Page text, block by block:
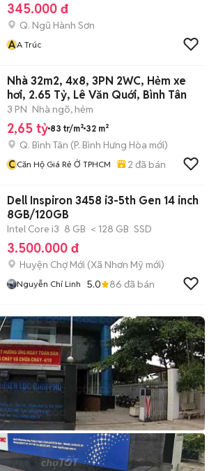
345.000 đ
Q. Ngũ Hành Sơn
AA Trúc
Nhà 32m2, 4x8, 3PN 2WC, Hẻm xe
hơi, 2.65 Tỷ, Lê Văn Quới, Bình Tân
3 PN Nhà ngõ, hẻm
2,65 tỷ 83 tr/m² 32 m²
Q. Bình Tân (P. Bình Hưng Hòa mới)
CCăn Hộ Giá Rẻ Ở TPHCM 2 đã bán
Dell Inspiron 3458 i3-5th Gen 14 inch
8GB/120GB
Intel Core i3 8 GB < 128 GB SSD
3.500.000 đ
Huyện Chợ Mới (Xã Nhơn Mỹ mới)
Nguyễn Chí Linh 5.0 86 đã bán